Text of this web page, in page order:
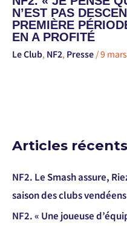
N’EST PAS
PREMIÈRE
EN A PROFITÉ
Le Club, NF2, Presse /9
Articles récents
NF2. Le Smash assure,
saison des clubs
NF2. « Une joueuse